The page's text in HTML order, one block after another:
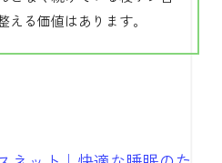
る価値はあります。